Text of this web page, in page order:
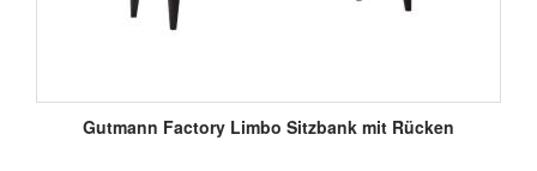
Gutmann Factory Limbo Sitzbank mit Rücken